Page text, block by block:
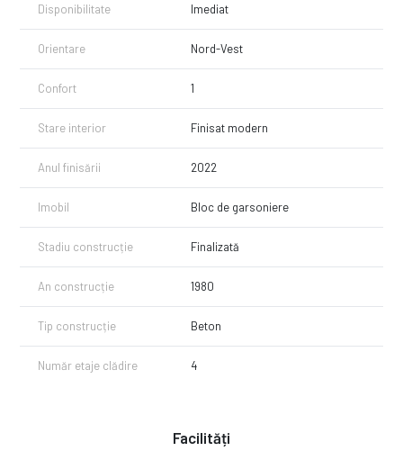
Disponibilitate Imediat
Orientare Nord-Vest
Confort 1
Stare interior Finisat modern
Anul finisării 2022
Imobil Bloc de garsoniere
Stadiu construcție Finalizată
An construcție 1980
Tip construcție Beton
Număr etaje clădire 4
Facilități